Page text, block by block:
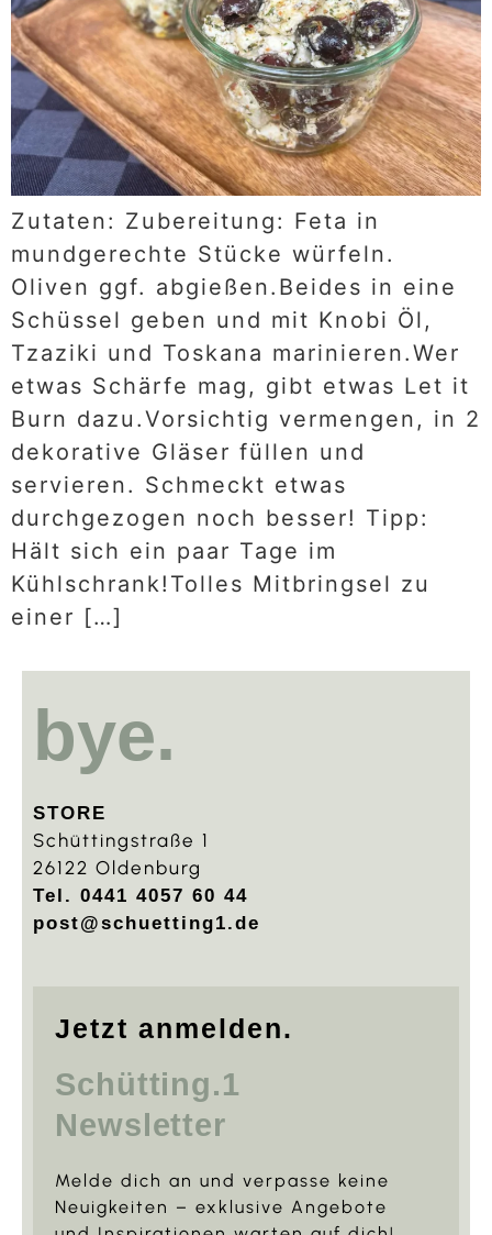
Zutaten: Zubereitung: Feta in
mundgerechte Stücke würfeln.
Oliven ggf. abgießen.Beides in eine
Schüssel geben und mit Knobi Öl,
Tzaziki und Toskana marinieren.Wer
etwas Schärfe mag, gibt etwas Let it
Burn dazu.Vorsichtig vermengen, in 2
dekorative Gläser füllen und
servieren. Schmeckt etwas
durchgezogen noch besser! Tipp:
Hält sich ein paar Tage im
Kühlschrank!Tolles Mitbringsel zu
einer […]
bye.
STORE
Schüttingstraße 1
26122 Oldenburg
Tel. 0441 4057 60 44
post@schuetting1.de
Jetzt anmelden.
Schütting.1
Newsletter
Melde dich an und verpasse keine
Neuigkeiten – exklusive Angebote